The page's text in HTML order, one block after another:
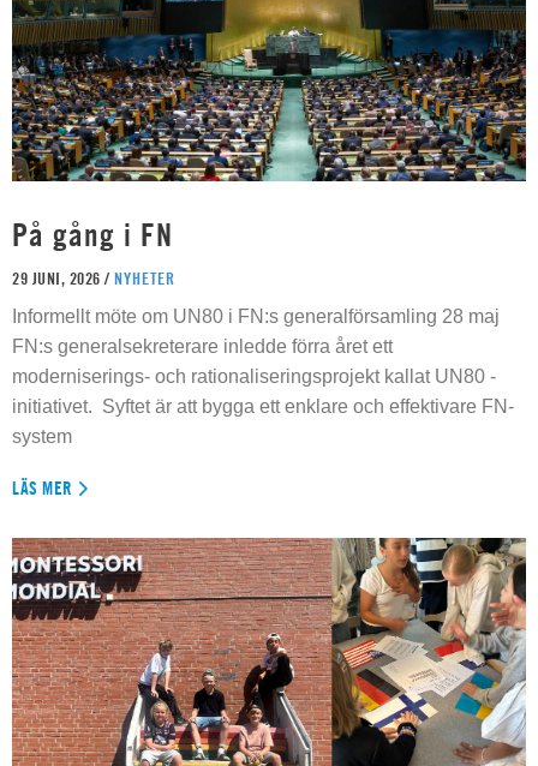
På gång i FN
29 JUNI, 2026 / NYHETER
Informellt möte om UN80 i FN:s generalförsamling 28 maj
FN:s generalsekreterare inledde förra året ett
moderniserings- och rationaliseringsprojekt kallat UN80 -
initiativet. Syftet är att bygga ett enklare och effektivare FN-
system
LÄS MER